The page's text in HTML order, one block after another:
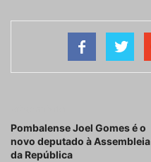
Pombalense Joel Gomes é o
novo deputado à Assembleia
da República